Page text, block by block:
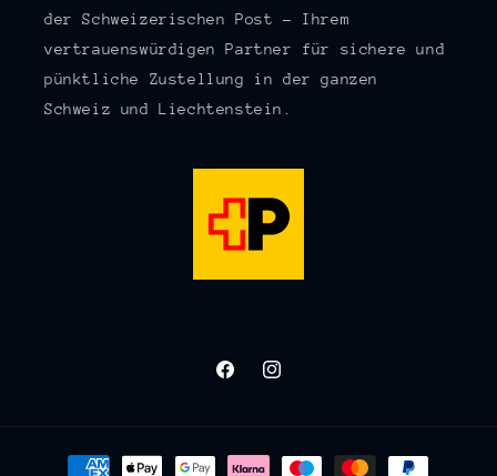
der Schweizerischen Post – Ihrem
vertrauenswürdigen Partner für sichere und
pünktliche Zustellung in der ganzen
Schweiz und Liechtenstein.
FacebookInstagram
Zahlungsmethoden